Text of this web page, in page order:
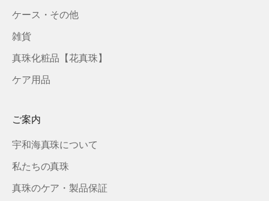
ケース・その他
雑貨
真珠化粧品【花真珠】
ケア用品
ご案内
宇和海真珠について
私たちの真珠
真珠のケア・製品保証